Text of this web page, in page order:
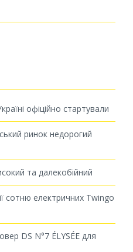
офіційно стартували
ринок недорогий
та далекобійний
сотню електричних Twingo
DS N°7 ÉLYSÉE для